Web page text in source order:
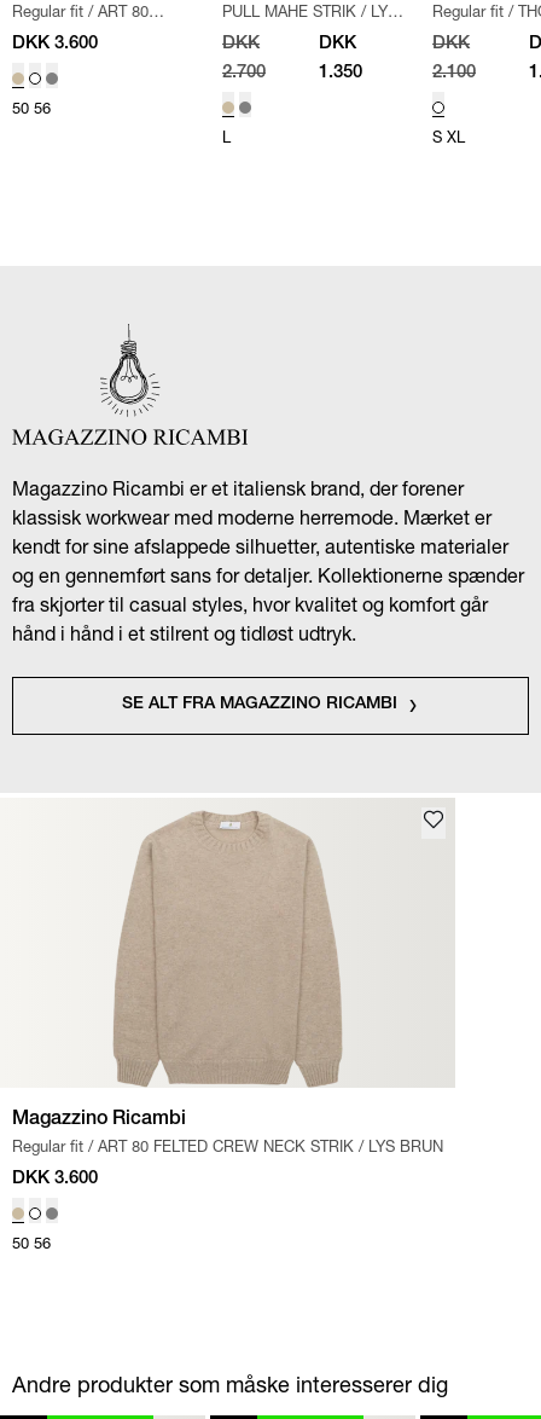
Ricambi
Regular fit / ART 80
FELTED CREW NECK
DKK 3.600
50 56
PULL MAHE STRIK / LYS
BRUN
DKK
2.700
DKK
1.350
L
Regular fit /
STRIK
OFF
DKK
2.100
S XL
Magazzino Ricambi er et italiensk brand, der forener
klassisk workwear med moderne herremode. Mærket er
kendt for sine afslappede silhuetter, autentiske materialer
og en gennemført sans for detaljer. Kollektionerne spænder
fra skjorter til casual styles, hvor kvalitet og komfort går
hånd i hånd i et stilrent og tidløst udtryk.
SE ALT FRA MAGAZZINO RICAMBI
Magazzino Ricambi
Regular fit / ART 80 FELTED CREW NECK STRIK / LYS BRUN
DKK 3.600
50 56
Andre produkter som måske interesserer dig